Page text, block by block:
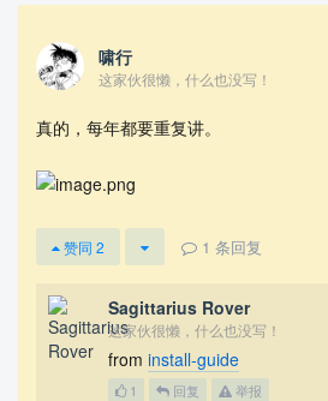
啸行
这家伙很懒，什么也没写！
真的，每年都要重复讲。
赞同 2 1 条回复
Sagittarius Rover
这家伙很懒，什么也没写！
from install-guide
1 回复 举报